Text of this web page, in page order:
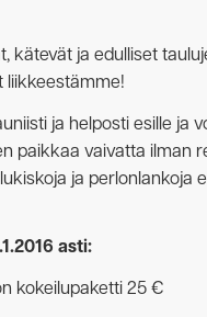
Ota yhteyttä
kätevät ja edulliset
liikkeestämme!
ja helposti esille ja
paikkaa vaivatta ilman
ja perlonlankoja
asti:
kokeilupaketti 25 €